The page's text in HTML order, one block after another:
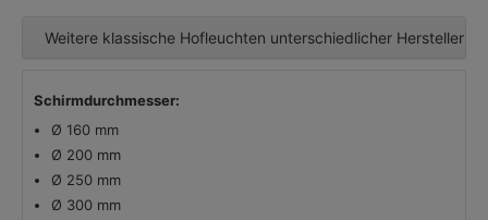
Weitere klassische Hofleuchten unterschiedlicher Hersteller
Schirmdurchmesser:
Ø 160 mm
Ø 200 mm
Ø 250 mm
Ø 300 mm